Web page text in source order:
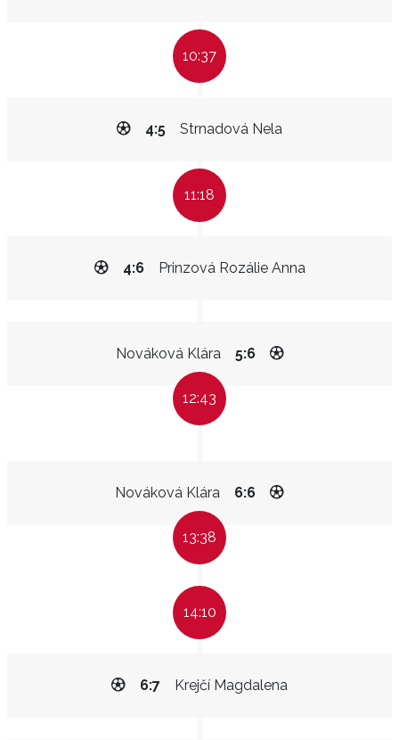
10:37
Strnadová Nela
4:5
11:18
Prinzová Rozálie Anna
4:6
Nováková Klára 5:6
12:43
Nováková Klára 6:6
13:38
14:10
Krejčí Magdalena
6:7